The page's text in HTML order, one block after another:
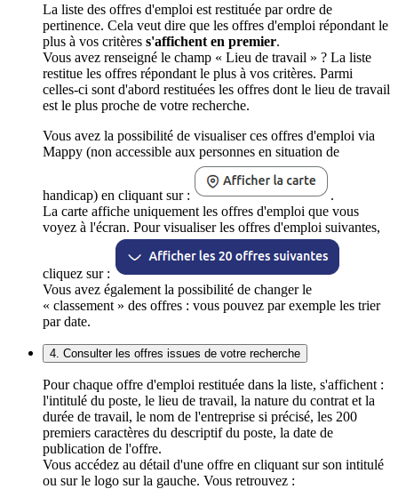
La liste des offres d'emploi est restituée par ordre de
pertinence. Cela veut dire que les offres d'emploi répondant le
plus à vos critères s'affichent en premier.
Vous avez renseigné le champ « Lieu de travail » ? La liste
restitue les offres répondant le plus à vos critères. Parmi
celles-ci sont d'abord restituées les offres dont le lieu de travail
est le plus proche de votre recherche.
Vous avez la possibilité de visualiser ces offres d'emploi via
Mappy (non accessible aux personnes en situation de
handicap) en cliquant sur :
.
La carte affiche uniquement les offres d'emploi que vous
voyez à l'écran. Pour visualiser les offres d'emploi suivantes,
cliquez sur :
Vous avez également la possibilité de changer le
« classement » des offres : vous pouvez par exemple les trier
par date.
4. Consulter les offres issues de votre recherche
Pour chaque offre d'emploi restituée dans la liste, s'affichent :
l'intitulé du poste, le lieu de travail, la nature du contrat et la
durée de travail, le nom de l'entreprise si précisé, les 200
premiers caractères du descriptif du poste, la date de
publication de l'offre.
Vous accédez au détail d'une offre en cliquant sur son intitulé
ou sur le logo sur la gauche. Vous retrouvez :